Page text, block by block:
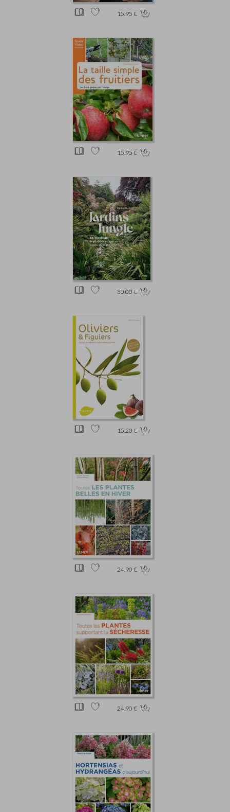
15.95 €
15.95 €
30.00 €
15.20 €
24.90 €
24.90 €